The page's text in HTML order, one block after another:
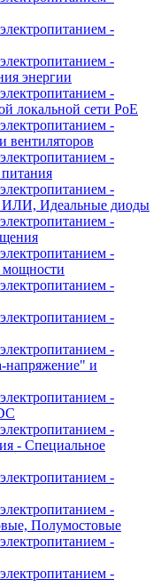
-
-
энергии
-
локальной сети PoE
-
вентиляторов
-
-
ИЛИ, Идеальные диоды
-
-
мощности
-
-
-
напряжение" и
-
-
- Специальное
-
-
Полумостовые
-
-